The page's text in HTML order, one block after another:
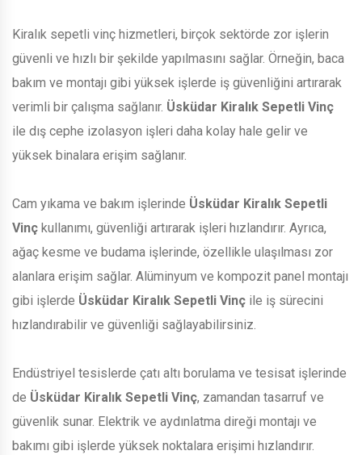
Kiralık sepetli vinç hizmetleri, birçok sektörde zor işlerin
güvenli ve hızlı bir şekilde yapılmasını sağlar. Örneğin, baca
bakım ve montajı gibi yüksek işlerde iş güvenliğini artırarak
verimli bir çalışma sağlanır. Üsküdar Kiralık Sepetli Vinç
ile dış cephe izolasyon işleri daha kolay hale gelir ve
yüksek binalara erişim sağlanır.
Cam yıkama ve bakım işlerinde Üsküdar Kiralık Sepetli
Vinç kullanımı, güvenliği artırarak işleri hızlandırır. Ayrıca,
ağaç kesme ve budama işlerinde, özellikle ulaşılması zor
alanlara erişim sağlar. Alüminyum ve kompozit panel montajı
gibi işlerde Üsküdar Kiralık Sepetli Vinç ile iş sürecini
hızlandırabilir ve güvenliği sağlayabilirsiniz.
Endüstriyel tesislerde çatı altı borulama ve tesisat işlerinde
de Üsküdar Kiralık Sepetli Vinç, zamandan tasarruf ve
güvenlik sunar. Elektrik ve aydınlatma direği montajı ve
bakımı gibi işlerde yüksek noktalara erişimi hızlandırır.